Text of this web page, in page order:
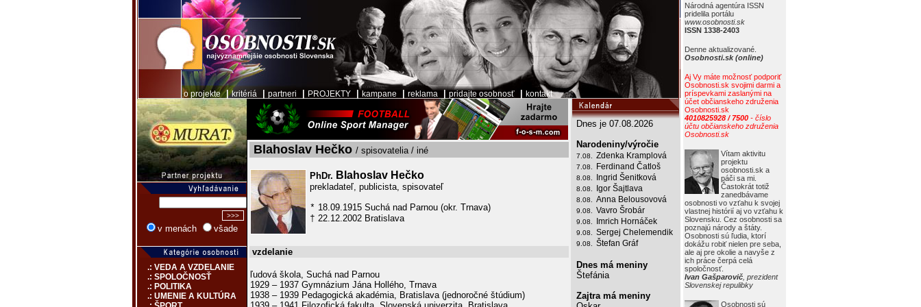
o projekte|kritériá partneri PROJEKTY kampane reklama pridajte osobnosť kontakt
Národná agentúra ISSN
pridelila portálu
www.osobnosti.sk
ISSN 1338-2403
Denne aktualizované.
Osobnosti.sk (online)
Aj Vy máte možnosť podporiť
Osobnosti.sk svojimi darmi a
príspevkami zaslanými na
účet občianskeho združenia
Osobnosti.sk
4010825928 / 7500 - číslo
účtu občianskeho združenia
Osobnosti.sk
Vítam aktivitu
projektu
osobnosti.sk a
páči sa mi.
Častokrát totiž
zanedbávame
osobnosti vo vzťahu k svojej
vlastnej histórií aj vo vzťahu k
Slovensku. Cez osobnosti sa
poznajú národy a štáty.
Osobnosti sú ľudia, ktorí
dokážu robiť nielen pre seba,
ale aj pre okolie a navyše z
ich práce čerpá celá
spoločnosť.
Ivan Gašparovič , prezident
Slovenskej repulibky
Osobnosti sú
v menách všade
.: VEDA A VZDELANIE
.: SPOLOČNOSŤ
.: POLITIKA
.: UMENIE A KULTÚRA
Blahoslav Hečko / spisovatelia / iné
PhDr. Blahoslav Hečko
prekladateľ, publicista, spisovateľ
* 18.09.1915 Suchá nad Parnou (okr. Trnava)
† 22.12.2002 Bratislava
vzdelanie
ľudová škola, Suchá nad Parnou
1929 – 1937 Gymnázium Jána Hollého, Trnava
1938 – 1939 Pedagogická akadémia, Bratislava (jednoročné štúdium)
Dnes je 07.08.2026
Narodeniny/výročie
7.08. Zdenka Kramplová
7.08. Ferdinand Čatloš
8.08. Ingrid Šenitková
8.08. Igor Šajtlava
8.08. Anna Belousovová
9.08. Vavro Šrobár
9.08. Imrich Hornáček
9.08. Sergej Chelemendik
9.08. Štefan Gráf
Dnes má meniny
Štefánia
Zajtra má meniny